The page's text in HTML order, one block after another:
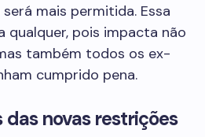
mais permitida. Essa
qualquer, pois impacta não
também todos os ex-
cumprido pena.
novas restrições